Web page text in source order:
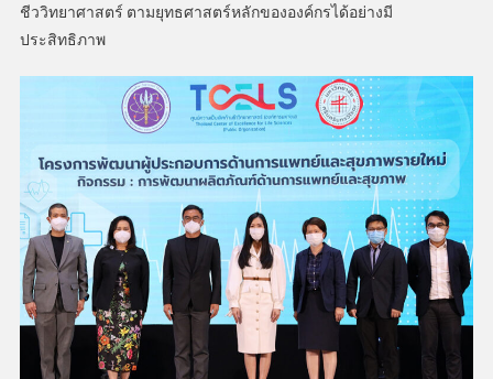
ชีววิทยาศาสตร์ ตามยุทธศาสตร์หลักขององค์กรได้อย่างมี
ประสิทธิภาพ